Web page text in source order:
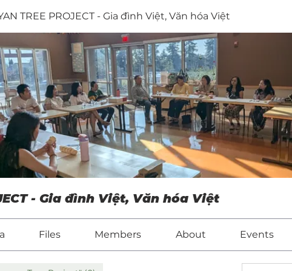
TREE PROJECT - Gia đình Việt, Văn hóa Việt
- Gia đình Việt, Văn hóa Việt
Files Members About Events